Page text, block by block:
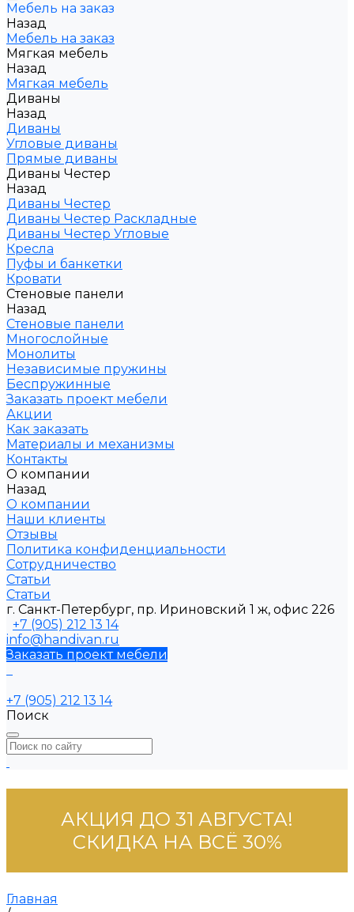
Мебель на заказ
Назад
Мебель на заказ
Мягкая мебель
Назад
Мягкая мебель
Диваны
Назад
Диваны
Угловые диваны
Прямые диваны
Диваны Честер
Назад
Диваны Честер
Диваны Честер Раскладные
Диваны Честер Угловые
Кресла
Пуфы и банкетки
Кровати
Стеновые панели
Назад
Стеновые панели
Многослойные
Монолиты
Независимые пружины
Беспружинные
Заказать проект мебели
Акции
Как заказать
Материалы и механизмы
Контакты
О компании
Назад
О компании
Наши клиенты
Отзывы
Политика конфиденциальности
Сотрудничество
Статьи
Статьи
г. Санкт-Петербург, пр. Ириновский 1 ж, офис 226
+7 (905) 212 13 14
info@handivan.ru
Заказать проект мебели
+7 (905) 212 13 14
Поиск
АКЦИЯ ДО 31 АВГУСТА!
СКИДКА НА ВСЁ 30%
Главная